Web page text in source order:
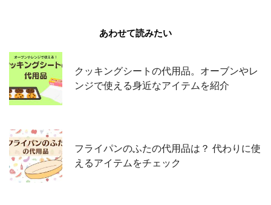
あわせて読みたい
クッキングシートの代用品。オーブンやレ
ンジで使える身近なアイテムを紹介
フライパンのふたの代用品は？ 代わりに使
えるアイテムをチェック